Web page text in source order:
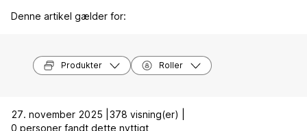
Denne artikel gælder for:
Produkter Roller
27. november 2025 | 378 visning(er) |
0 personer fandt dette nyttigt